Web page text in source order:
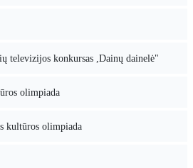
televizijos konkursas ,Dainų dainelė"
olimpiada
kultūros olimpiada